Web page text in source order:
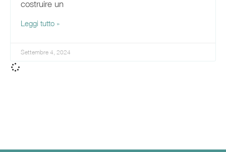
costruire un
Leggi tutto »
Settembre 4, 2024